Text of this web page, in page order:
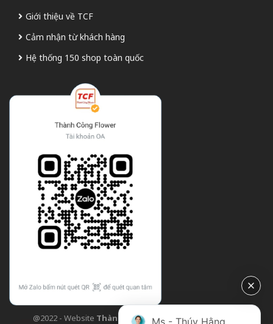
Giới thiệu về TCF
Cảm nhận từ khách hàng
Hệ thống 150 shop toàn quốc
@2022 - Website Thành Công Flower| Design bởi
Ms - Thúy Hằng